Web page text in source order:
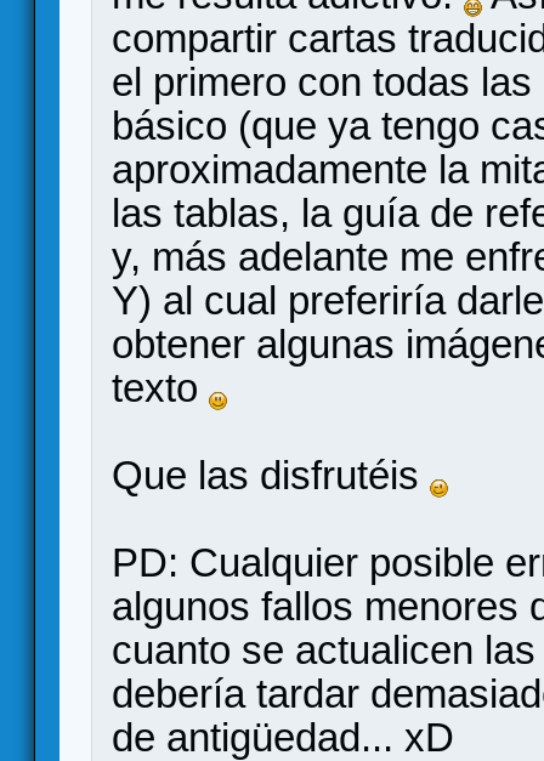
compartir cartas
el primero con todas
básico (que ya tengo
aproximadamente la
las tablas, la guía de
y, más adelante me
Y) al cual preferiría
obtener algunas
texto
Que las disfrutéis
PD: Cualquier posible
algunos fallos menores
cuanto se actualicen
debería tardar
de antigüedad... xD